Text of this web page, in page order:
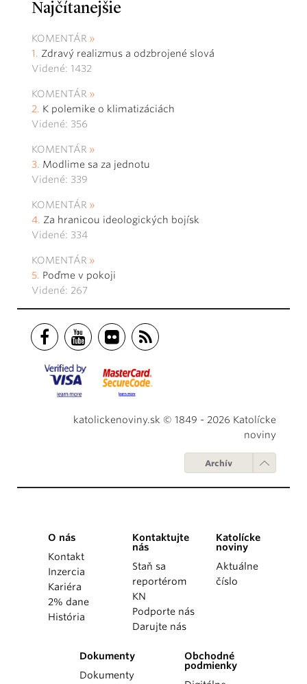
Najčítanejšie
KOMENTÁR
Zdravý realizmus a odzbrojené slová
Videné: 1432
KOMENTÁR
K polemike o klimatizáciách
Videné: 356
KOMENTÁR
Modlime sa za jednotu
Videné: 339
KOMENTÁR
Za hranicou ideologických bojísk
Videné: 334
KOMENTÁR
Poďme v pokoji
Videné: 267
katolickenoviny.sk © 1849 - 2026 Katolícke
noviny
Archív
O nás
Kontakt
Inzercia
Kariéra
2% dane
História
Kontaktujte
nás
Staň sa
reportérom
KN
Podporte nás
Darujte nás
Katolícke
noviny
Aktuálne
číslo
Dokumenty
Dokumenty
Obchodné
podmienky